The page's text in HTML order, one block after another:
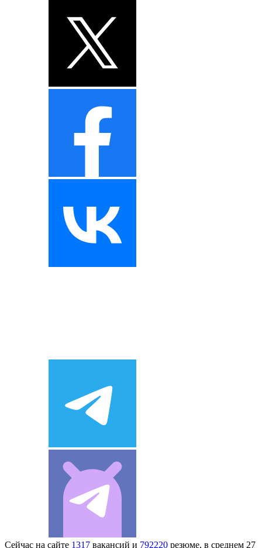
Сейчас на сайте 1317 вакансий и 792220 резюме, в среднем 27